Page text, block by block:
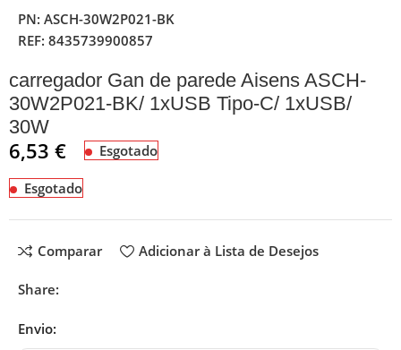
PN:ASCH-30W2P021-BK
REF:8435739900857
carregador Gan de parede Aisens ASCH-
30W2P021-BK/ 1xUSB Tipo-C/ 1xUSB/
30W
6,53€ Esgotado
Esgotado
Comparar Adicionar à Lista de Desejos
Share:
Envio: